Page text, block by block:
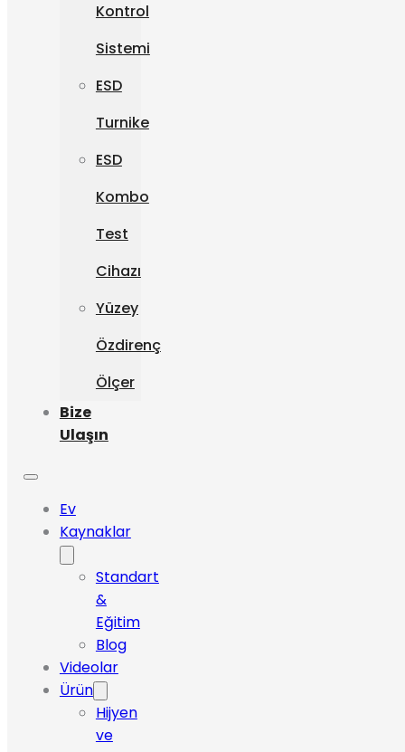
Kontrol
Sistemi
ESD
Turnike
ESD
Kombo
Test
Cihazı
Yüzey
Özdirenç
Ölçer
Bize
Ulaşın
Ev
Kaynaklar
Standart
&
Eğitim
Blog
Videolar
Ürün
Hijyen
ve